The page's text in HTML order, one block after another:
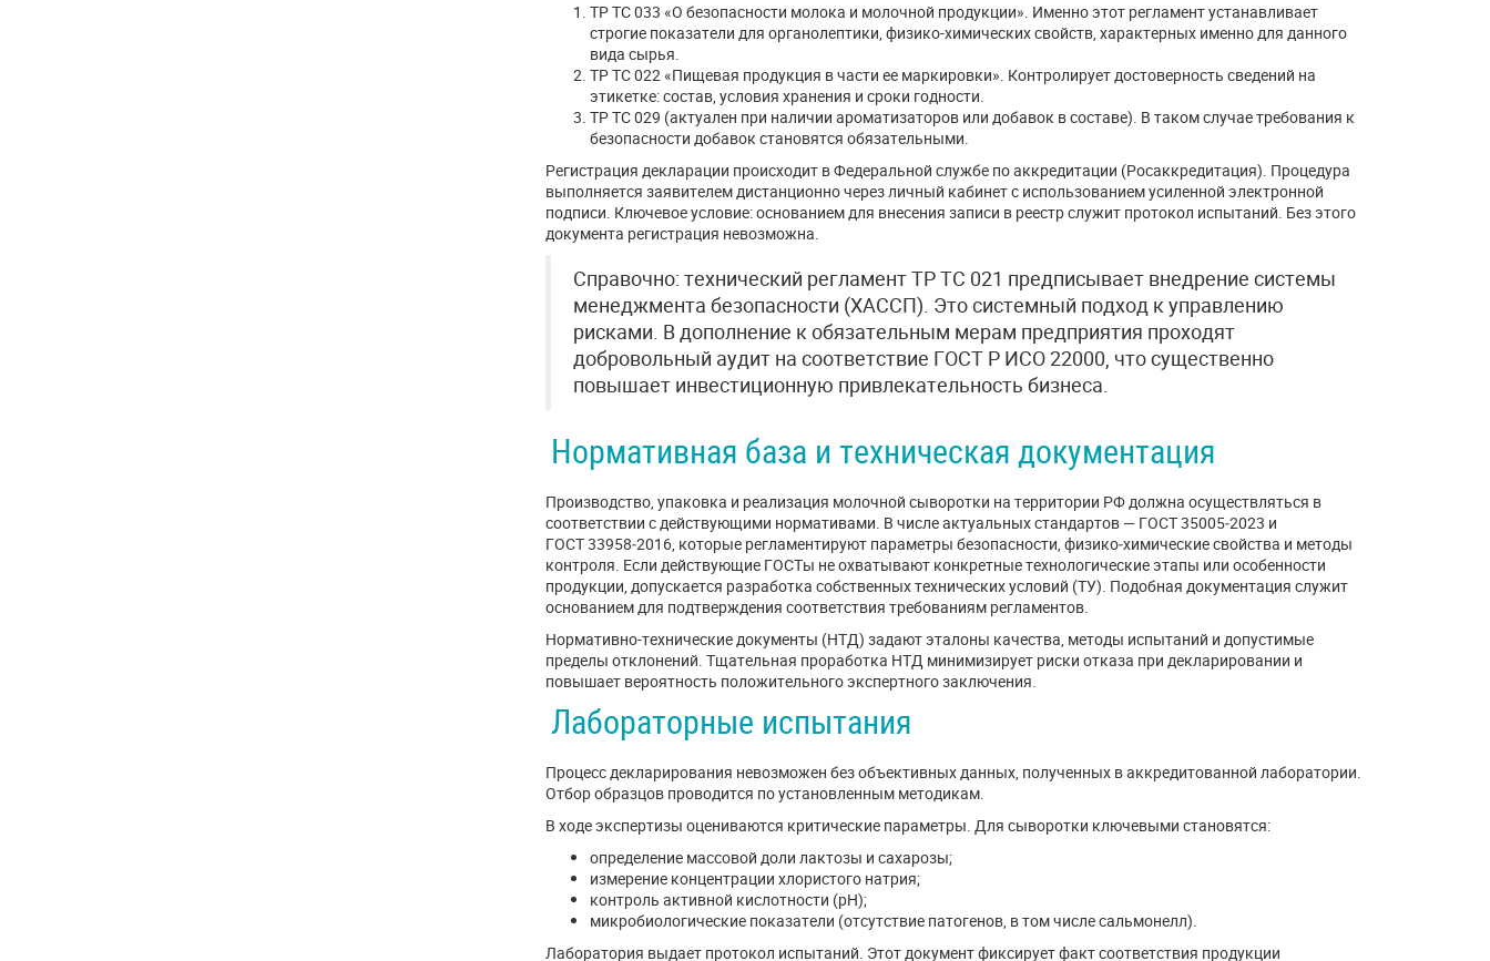
ТР ТС 033 «О безопасности молока и молочной продукции». Именно этот регламент устанавливает
строгие показатели для органолептики, физико-химических свойств, характерных именно для данного
вида сырья.
ТР ТС 022 «Пищевая продукция в части ее маркировки». Контролирует достоверность сведений на
этикетке: состав, условия хранения и сроки годности.
ТР ТС 029 (актуален при наличии ароматизаторов или добавок в составе). В таком случае требования к
безопасности добавок становятся обязательными.
Регистрация декларации происходит в Федеральной службе по аккредитации (Росаккредитация). Процедура
выполняется заявителем дистанционно через личный кабинет с использованием усиленной электронной
подписи. Ключевое условие: основанием для внесения записи в реестр служит протокол испытаний. Без этого
документа регистрация невозможна.
Справочно: технический регламент ТР ТС 021 предписывает внедрение системы
менеджмента безопасности (ХАССП). Это системный подход к управлению
рисками. В дополнение к обязательным мерам предприятия проходят
добровольный аудит на соответствие ГОСТ Р ИСО 22000, что существенно
повышает инвестиционную привлекательность бизнеса.
Нормативная база и техническая документация
Производство, упаковка и реализация молочной сыворотки на территории РФ должна осуществляться в
соответствии с действующими нормативами. В числе актуальных стандартов — ГОСТ 35005‑2023 и
ГОСТ 33958‑2016, которые регламентируют параметры безопасности, физико‑химические свойства и методы
контроля. Если действующие ГОСТы не охватывают конкретные технологические этапы или особенности
продукции, допускается разработка собственных технических условий (ТУ). Подобная документация служит
основанием для подтверждения соответствия требованиям регламентов.
Нормативно-технические документы (НТД) задают эталоны качества, методы испытаний и допустимые
пределы отклонений. Тщательная проработка НТД минимизирует риски отказа при декларировании и
повышает вероятность положительного экспертного заключения.
Лабораторные испытания
Процесс декларирования невозможен без объективных данных, полученных в аккредитованной лаборатории.
Отбор образцов проводится по установленным методикам.
В ходе экспертизы оцениваются критические параметры. Для сыворотки ключевыми становятся:
определение массовой доли лактозы и сахарозы;
измерение концентрации хлористого натрия;
контроль активной кислотности (pH);
микробиологические показатели (отсутствие патогенов, в том числе сальмонелл).
Лаборатория выдает протокол испытаний. Этот документ фиксирует факт соответствия продукции